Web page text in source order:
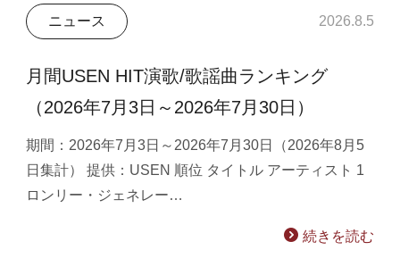
ニュース 2026.8.5
月間USEN HIT演歌/歌謡曲ランキング
（2026年7月3日～2026年7月30日）
期間：2026年7月3日～2026年7月30日（2026年8月5
日集計） 提供：USEN 順位 タイトル アーティスト 1
ロンリー・ジェネレー…
続きを読む